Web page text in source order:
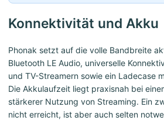
Konnektivität und Akku
Phonak setzt auf die volle Bandbreite
Bluetooth LE Audio, universelle
und TV-Streamern sowie ein Ladecase
Die Akkulaufzeit liegt praxisnah bei
stärkerer Nutzung von Streaming. Ein
nicht erreicht, ist aber auch selten